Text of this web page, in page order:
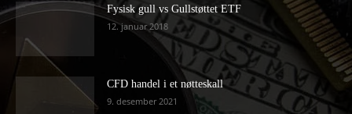
Fysisk gull vs Gullstøttet ETF
12. januar 2018
CFD handel i et nøtteskall
9. desember 2021